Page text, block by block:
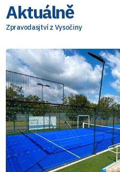
Aktuálně
Zpravodasjtví z Vysočiny